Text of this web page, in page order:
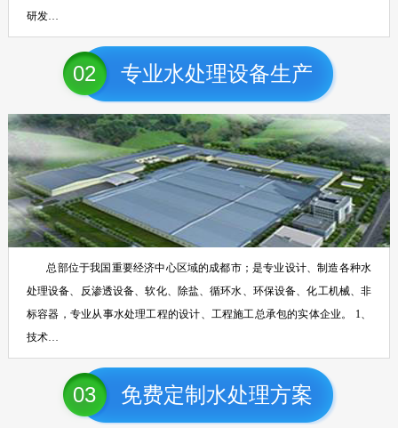
研发…
02 专业水处理设备生产
总部位于我国重要经济中心区域的成都市；是专业设计、制造各种水
处理设备、反渗透设备、软化、除盐、循环水、环保设备、化工机械、非
标容器，专业从事水处理工程的设计、工程施工总承包的实体企业。 1、
技术…
03 免费定制水处理方案